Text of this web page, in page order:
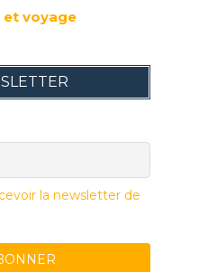
et voyage
la newsletter de